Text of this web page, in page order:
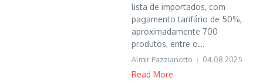
lista de importados, com
pagamento tarifário de 50%,
aproximadamente 700
produtos, entre o...
Almir Pazzianotto 04.08.2025
Read More